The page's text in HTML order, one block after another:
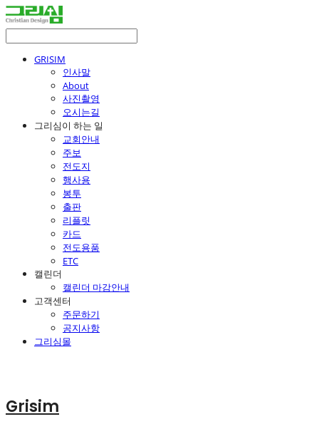
GRISIM
인사말
About
사진촬영
오시는길
그리심이 하는 일
교회안내
주보
전도지
행사용
봉투
출판
리플릿
카드
전도용품
ETC
캘린더
캘린더 마감안내
고객센터
주문하기
공지사항
그리심몰
Grisim